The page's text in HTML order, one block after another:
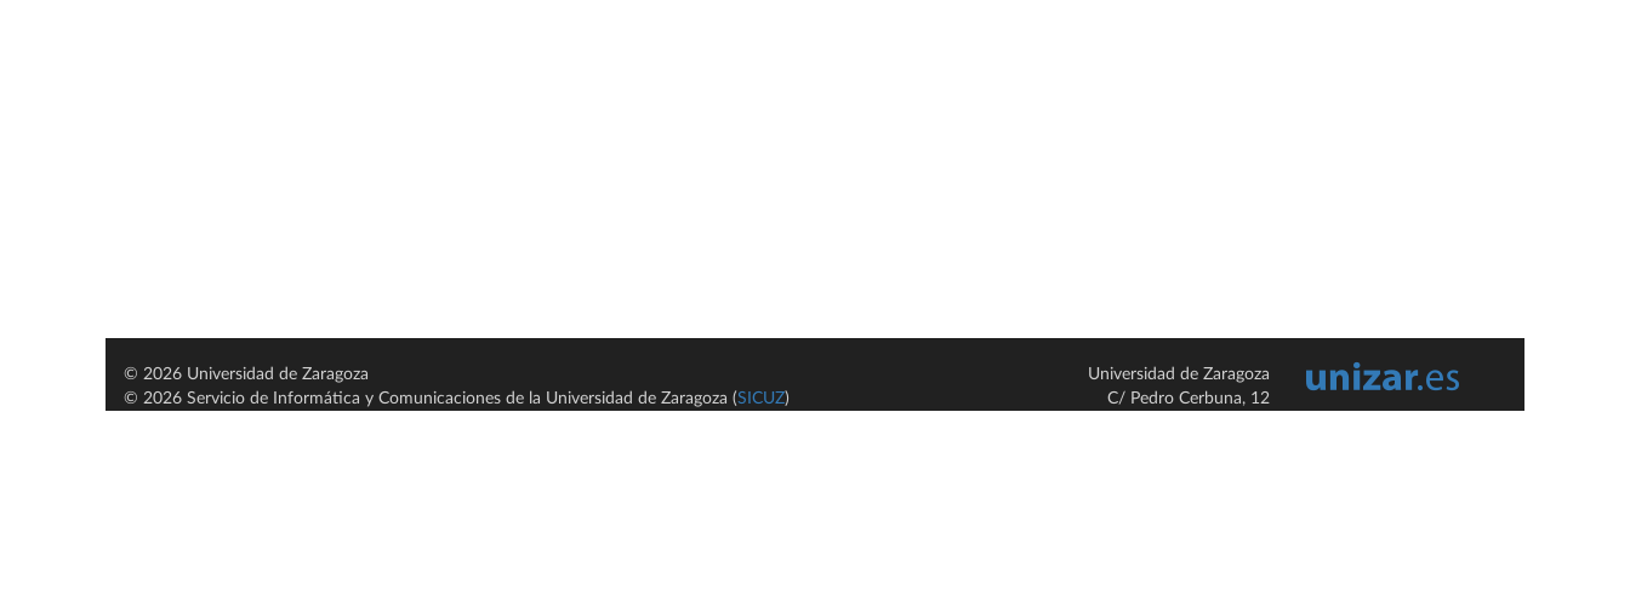
© 2026 Universidad de Zaragoza
© 2026 Servicio de Informática y Comunicaciones de la Universidad de Zaragoza (SICUZ)
Universidad de Zaragoza
C/ Pedro Cerbuna, 12